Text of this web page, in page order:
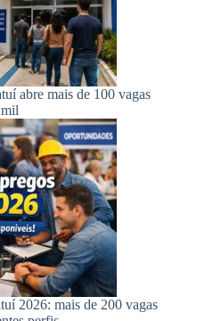
abre mais de 100 vagas
2026: mais de 200 vagas